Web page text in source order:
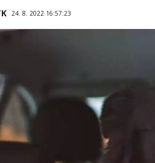
24. 8. 2022 16:57:23